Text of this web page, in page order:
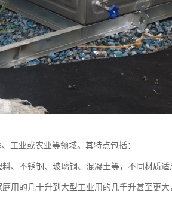
工业或农业等领域。其特点包括：
、不锈钢、玻璃钢、混凝土等，不同材质适
用的几十升到大型工业用的几千升甚至更大